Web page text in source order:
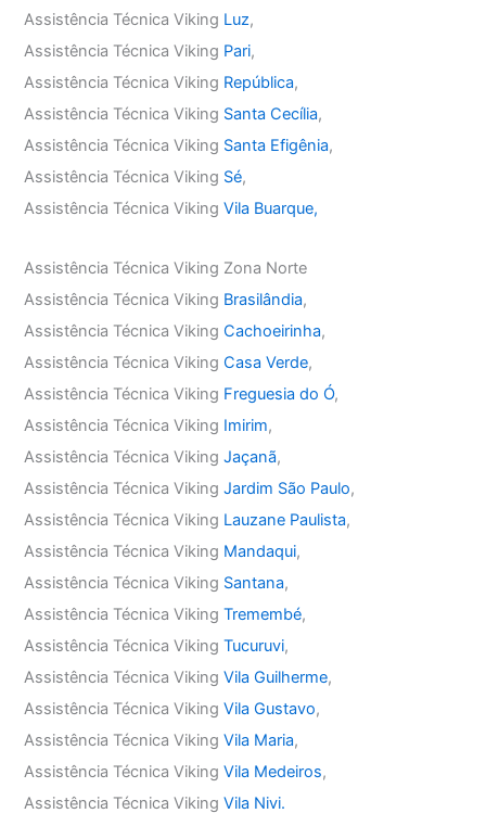
Assistência Técnica Viking Luz,
Assistência Técnica Viking Pari,
Assistência Técnica Viking República,
Assistência Técnica Viking Santa Cecília,
Assistência Técnica Viking Santa Efigênia,
Assistência Técnica Viking Sé,
Assistência Técnica VikingVila Buarque,
Assistência Técnica Viking Zona Norte
Assistência Técnica Viking Brasilândia,
Assistência Técnica VikingCachoeirinha,
Assistência Técnica VikingCasa Verde,
Assistência Técnica Viking Freguesia do Ó,
Assistência Técnica Viking Imirim,
Assistência Técnica VikingJaçanã,
Assistência Técnica VikingJardim São Paulo,
Assistência Técnica Viking Lauzane Paulista,
Assistência Técnica Viking Mandaqui,
Assistência Técnica Viking Santana,
Assistência Técnica VikingTremembé,
Assistência Técnica VikingTucuruvi,
Assistência Técnica VikingVila Guilherme,
Assistência Técnica VikingVila Gustavo,
Assistência Técnica VikingVila Maria,
Assistência Técnica VikingVila Medeiros,
Assistência Técnica VikingVila Nivi.